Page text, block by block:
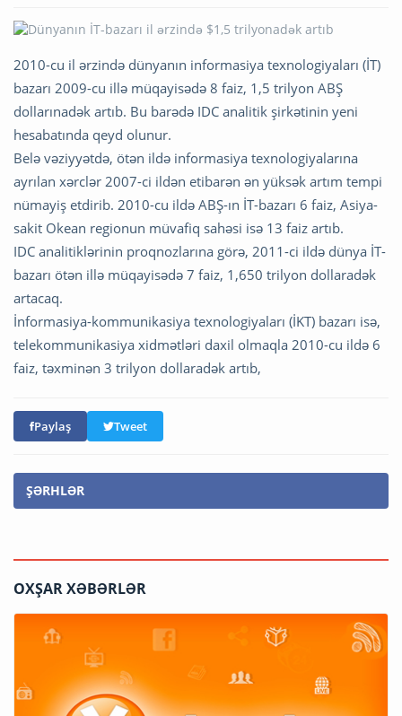
2010-cu il ərzində dünyanın informasiya texnologiyaları (İT)
bazarı 2009-cu illə müqayisədə 8 faiz, 1,5 trilyon ABŞ
dollarınadək artıb. Bu barədə IDC analitik şirkətinin yeni
hesabatında qeyd olunur.
Belə vəziyyətdə, ötən ildə informasiya texnologiyalarına
ayrılan xərclər 2007-ci ildən etibarən ən yüksək artım tempi
nümayiş etdirib. 2010-cu ildə ABŞ-ın İT-bazarı 6 faiz, Asiya-
sakit Okean regionun müvafiq sahəsi isə 13 faiz artıb.
IDC analitiklərinin proqnozlarına görə, 2011-ci ildə dünya İT-
bazarı ötən illə müqayisədə 7 faiz, 1,650 trilyon dollaradək
artacaq.
İnformasiya-kommunikasiya texnologiyaları (İKT) bazarı isə,
telekommunikasiya xidmətləri daxil olmaqla 2010-cu ildə 6
faiz, təxminən 3 trilyon dollaradək artıb,
Paylaş Tweet
ŞƏRHLƏR
OXŞAR XƏBƏRLƏR